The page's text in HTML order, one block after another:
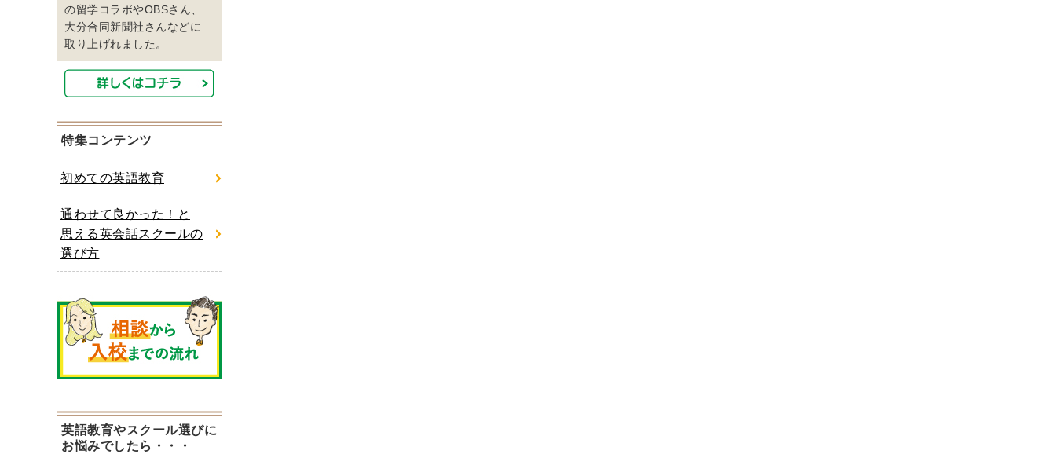
の留学コラボやOBSさん、
大分合同新聞社さんなどに
取り上げれました。
特集コンテンツ
初めての英語教育
通わせて良かった！と
思える英会話スクールの
選び方
英語教育やスクール選びに
お悩みでしたら・・・